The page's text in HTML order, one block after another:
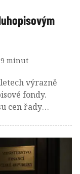
9 minut
výrazně
fondy.
cen řady
nebo ke
zajímavější